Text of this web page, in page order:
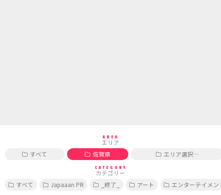
AREA
エリア
すべて
佐賀県 エリア選択…
CATEGORY
カテゴリー
すべて
Japaaan PR _終了_ アート エンターテイメン